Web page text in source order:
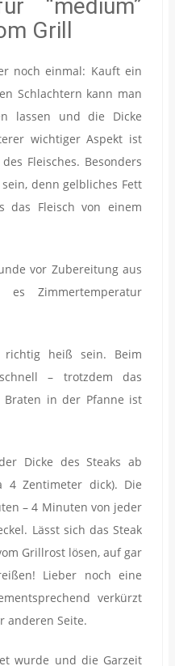
“medium”
Grill
noch einmal: Kauft ein
Schlachtern kann man
lassen und die Dicke
wichtiger Aspekt ist
Fleisches. Besonders
denn gelbliches Fett
das Fleisch von einem
vor Zubereitung aus
Zimmertemperatur
heiß sein. Beim
– trotzdem das
Braten in der Pfanne ist
Dicke des Steaks ab
4 Zentimeter dick). Die
– 4 Minuten von jeder
Lässt sich das Steak
Grillrost lösen, auf gar
Lieber noch eine
verkürzt
anderen Seite.
wurde und die Garzeit